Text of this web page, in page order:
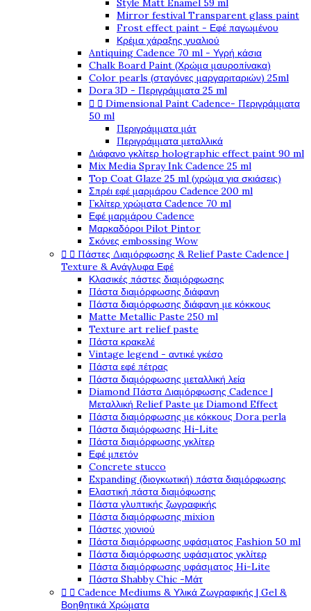
Style Matt Enamel 59 ml
Mirror festival Transparent glass paint
Frost effect paint - Εφέ παγωμένου
Κρέμα χάραξης γυαλιού
Antiquing Cadence 70 ml - Υγρή κάσια
Chalk Board Paint (Χρώμα μαυροπίνακα)
Color pearls (σταγόνες μαργαριταριών) 25ml
Dora 3D - Περιγράμματα 25 ml
  Dimensional Paint Cadence- Περιγράμματα
50 ml
Περιγράμματα μάτ
Περιγράμματα μεταλλικά
Διάφανο γκλίτερ holographic effect paint 90 ml
Mix Media Spray Ink Cadence 25 ml
Top Coat Glaze 25 ml (χρώμα για σκιάσεις)
Σπρέι εφέ μαρμάρου Cadence 200 ml
Γκλίτερ χρώματα Cadence 70 ml
Εφέ μαρμάρου Cadence
Μαρκαδόροι Pilot Pintor
Σκόνες embossing Wow
  Πάστες Διαμόρφωσης & Relief Paste Cadence |
Texture & Ανάγλυφα Εφέ
Κλασικές πάστες διαμόρφωσης
Πάστα διαμόρφωσης διάφανη
Πάστα διαμόρφωσης διάφανη με κόκκους
Matte Metallic Paste 250 ml
Texture art relief paste
Πάστα κρακελέ
Vintage legend - αντικέ γκέσο
Πάστα εφέ πέτρας
Πάστα διαμόρφωσης μεταλλική λεία
Diamond Πάστα Διαμόρφωσης Cadence |
Μεταλλική Relief Paste με Diamond Effect
Πάστα διαμόρφωσης με κόκκους Dora perla
Πάστα διαμόρφωσης Hi-Lite
Πάστα διαμόρφωσης γκλίτερ
Εφέ μπετόν
Concrete stucco
Expanding (διογκωτική) πάστα διαμόρφωσης
Ελαστική πάστα διαμόφωσης
Πάστα γλυπτικής ζωγραφικής
Πάστα διαμόρφωσης mixion
Πάστες χιονιού
Πάστα διαμόρφωσης υφάσματος Fashion 50 ml
Πάστα διαμόρφωσης υφάσματος γκλίτερ
Πάστα διαμόρφωσης υφάσματος Hi-Lite
Πάστα Shabby Chic -Μάτ
  Cadence Mediums & Υλικά Ζωγραφικής | Gel &
Βοηθητικά Χρώματα